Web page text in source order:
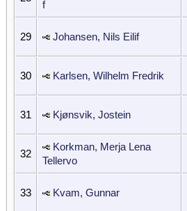
f
29 Johansen, Nils Eilif
30 Karlsen, Wilhelm Fredrik
31 Kjønsvik, Jostein
32
Korkman, Merja Lena
Tellervo
33 Kvam, Gunnar